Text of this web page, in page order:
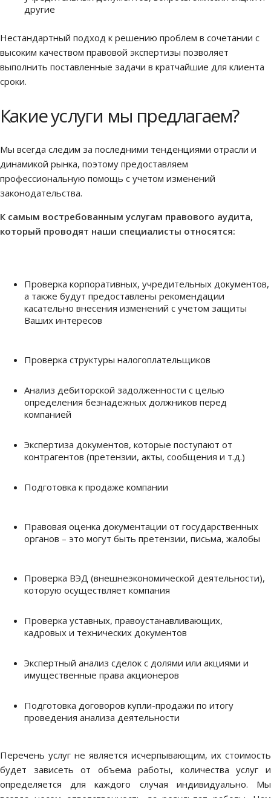
другие
Нестандартный подход к решению проблем в сочетании с
высоким качеством правовой экспертизы позволяет
выполнить поставленные задачи в кратчайшие для клиента
сроки.
Какие услуги мы предлагаем?
Мы всегда следим за последними тенденциями отрасли и
динамикой рынка, поэтому предоставляем
профессиональную помощь с учетом изменений
законодательства.
К самым востребованным услугам правового аудита,
который проводят наши специалисты относятся:
Проверка корпоративных, учредительных документов,
а также будут предоставлены рекомендации
касательно внесения изменений с учетом защиты
Ваших интересов
Проверка структуры налогоплательщиков
Анализ дебиторской задолженности с целью
определения безнадежных должников перед
компанией
Экспертиза документов, которые поступают от
контрагентов (претензии, акты, сообщения и т.д.)
Подготовка к продаже компании
Правовая оценка документации от государственных
органов – это могут быть претензии, письма, жалобы
Проверка ВЭД (внешнеэкономической деятельности),
которую осуществляет компания
Проверка уставных, правоустанавливающих,
кадровых и технических документов
Экспертный анализ сделок с долями или акциями и
имущественные права акционеров
Подготовка договоров купли-продажи по итогу
проведения анализа деятельности
Перечень услуг не является исчерпывающим, их стоимость
будет зависеть от объема работы, количества услуг и
определяется для каждого случая индивидуально. Мы